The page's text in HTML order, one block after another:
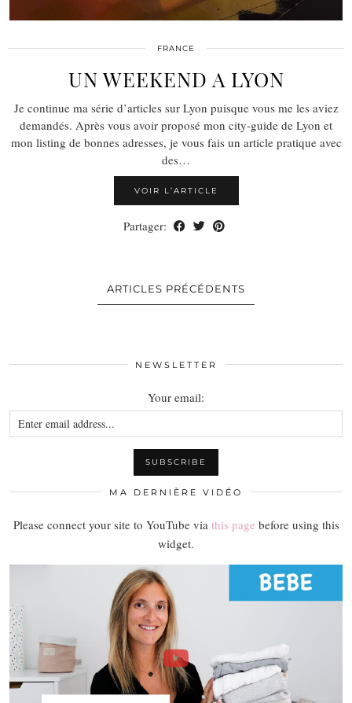
FRANCE
UN WEEKEND A LYON
Je continue ma série d’articles sur Lyon puisque vous me les aviez
demandés. Après vous avoir proposé mon city-guide de Lyon et
mon listing de bonnes adresses, je vous fais un article pratique avec
des…
VOIR L’ARTICLE
Partager:
ARTICLES PRÉCÉDENTS
NEWSLETTER
Your email:
MA DERNIÈRE VIDÉO
Please connect your site to YouTube via this page before using this
widget.